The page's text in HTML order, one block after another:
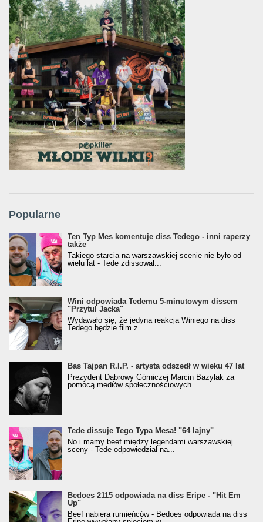
Popularne
Ten Typ Mes komentuje diss Tedego - inni raperzy
także
Takiego starcia na warszawskiej scenie nie było od
wielu lat - Tede zdissował...
Wini odpowiada Tedemu 5-minutowym dissem
"Przytul Jacka"
Wydawało się, że jedyną reakcją Winiego na diss
Tedego będzie film z...
Bas Tajpan R.I.P. - artysta odszedł w wieku 47 lat
Prezydent Dąbrowy Górniczej Marcin Bazylak za
pomocą mediów społecznościowych...
Tede dissuje Tego Typa Mesa! "64 lajny"
No i mamy beef między legendami warszawskiej
sceny - Tede odpowiedział na...
Bedoes 2115 odpowiada na diss Eripe - "Hit Em
Up"
Beef nabiera rumieńców - Bedoes odpowiada na diss